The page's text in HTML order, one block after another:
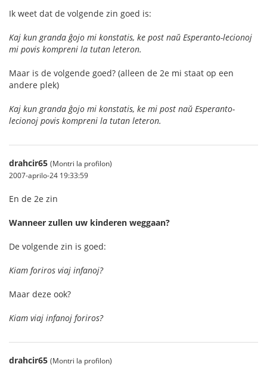
Ik weet dat de volgende zin goed is:
Kaj kun granda ĝojo mi konstatis, ke post naŭ Esperanto-lecionoj
mi povis kompreni la tutan leteron.
Maar is de volgende goed? (alleen de 2e mi staat op een
andere plek)
Kaj kun granda ĝojo mi konstatis, ke mi post naŭ Esperanto-
lecionoj povis kompreni la tutan leteron.
drahcir65 (Montri la profilon)
2007-aprilo-24 19:33:59
En de 2e zin
Wanneer zullen uw kinderen weggaan?
De volgende zin is goed:
Kiam foriros viaj infanoj?
Maar deze ook?
Kiam viaj infanoj foriros?
drahcir65 (Montri la profilon)